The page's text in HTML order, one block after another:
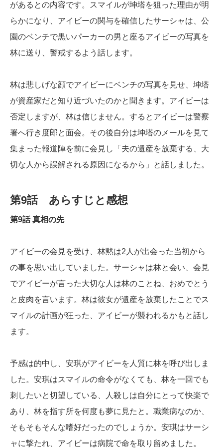
があるとの内容です。スマイルが坤塔を狙った理由が明
らかになり、アイビーの関与を確信したサーシャは、公
園のベンチで黒いパーカーの男と座るアイビーの写真を
林に送り、警戒するよう話します。
林は悲しげな顔でアイビーにベンチの写真を見せ、坤塔
が資産家だと知り近づいたのかと聞きます。アイビーは
否定しますが、林は信じません。するとアイビーは警察
署へ行き度郎と面会。その後自分は坤塔のメールを見て
集まった報道陣を前に会見し「夫の遺産を放棄する、大
切な人から誤解される原因になるから」と話しました。
第9話 あらすじと感想
第9話 真相の先
アイビーの会見を受け、林黙は2人が出会った当初から
の事を思い出していました。サーシャは林と会い、会見
でアイビーが言った大切な人は林のことね、おめでとう
と皮肉を言います。林は彼女が遺産を放棄したことでス
マイルの計画が狂った、アイビーが襲われるかもと話し
ます。
予感は的中し、安琪がアイビーを人質に林を呼び出しま
した。安琪はスマイルの命令がなくても、林を一回でも
刺したいと切望している、人殺しは自分にとって快楽で
あり、林を指す所を何度も夢に見たと。職業病なのか、
そもそもそんな嗜好だったのでしょうか。安琪はサーシ
ャに撃たれ、アイビーは病院で命を取り留めました。